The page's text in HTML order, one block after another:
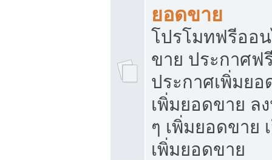
ยอดขาย
โปรโมทฟรีออ
ขาย ประกาศฟ
ประกาศเพิ่มย
เพิ่มยอดขาย ล
ๆ เพิ่มยอดขาย
เพิ่มยอดขาย